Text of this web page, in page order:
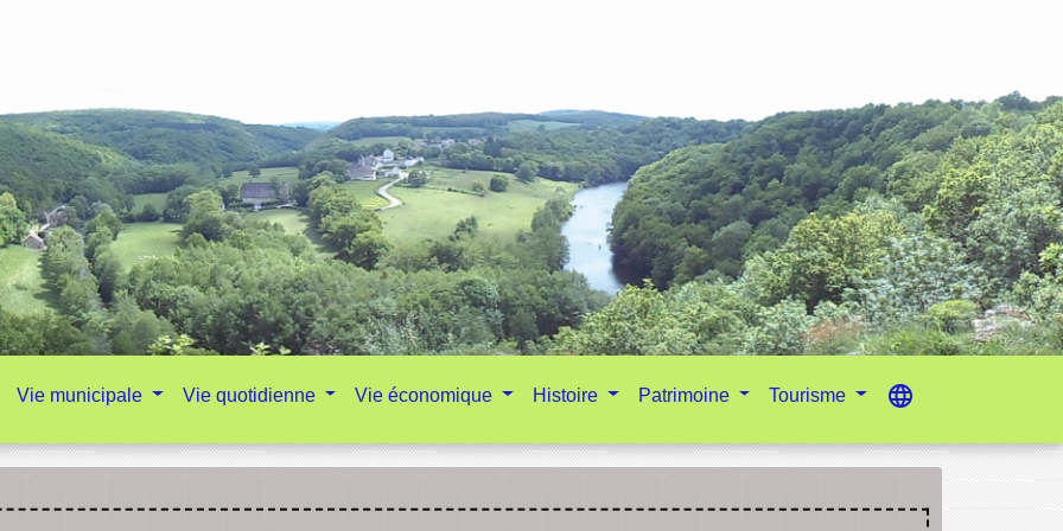
Vie municipale Vie quotidienne Vie économique Histoire Patrimoine Tourisme language